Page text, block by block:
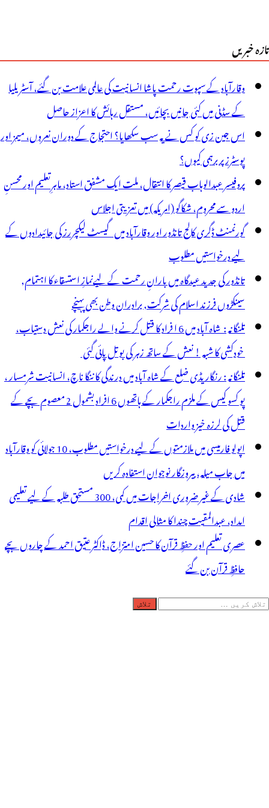
تازہ خبریں
وقارآباد کے سپوت رحمت پاشا انسانیت کی عالمی علامت بن گئے، آسٹریلیا
کے سڈنی میں کئی جانیں بچائیں، مستقل رہائش کا اعزاز حاصل
اس جین زی کو کس نے یہ سب سکھایا؟ احتجاج کے دوران نعروں، میمز اور
پوسٹرز پر برہمی کیوں؟
پروفیسر عبدالوہاب قیصر کا انتقال، ملت ایک مشفق استاد، ماہرِتعلیم اور محسنِ
اردو سے محروم، شکاگو (امریکہ) میں تعزیتی اجلاس
گورنمنٹ ڈگری کالج تانڈور اور وقارآباد میں گیسٹ لیکچررز کی جائیدادوں کے
لیے درخواستیں مطلوب
تانڈور کی جدید عیدگاہ میں بارانِ رحمت کے لیےنمازِ استسقاء کا اہتمام,
سینکڑوں فرزند اسلام کی شرکت, برادران وطن بھی پہنچے
تلنگانہ : شاہ آباد میں 6 ا فراد کا قتل کرنے والے راجکمار کی نعش دستیاب،
خودکشی کا شبہ ! نعش کے ساتھ زہر کی بوتل پائی گئی
تلنگانہ : رنگاریڈی ضلع کے شاہ آباد میں درندگی کا ننگا ناچ، انسانیت شرمسار ،
پو کسو کیس کے ملزم راجکمار کے ہاتھوں 6 افراد بشمول 2 معصوم بچے کے
قتل کی لرزہ خیز واردات
اپولو فارمیسی میں ملازمتوں کے لیے درخواستیں مطلوب، 10 جولائی کو وقارآباد
میں جاب میلہ، بیروزگار نوجوان استفادہ کریں
شادی کے غیر ضروری اخراجات میں کمی، 300 مستحق طلبہ کے لیے تعلیمی
امداد، عبدالمقیت چندا کا مثالی اقدام
عصری تعلیم اور حفظِ قرآن کا حسین امتزاج، ڈاکٹر عتیق احمد کے چاروں بچے
حافظِ قرآن بن گئے
تلاش